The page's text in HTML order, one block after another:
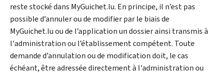
reste stocké dans MyGuichet.lu. En principe, il n’est pas
possible d’annuler ou de modifier par le biais de
MyGuichet.lu ou de l’application un dossier ainsi transmis à
l'administration ou l’établissement compétent. Toute
demande d’annulation ou de modification doit, le cas
échéant, être adressée directement à l'administration ou